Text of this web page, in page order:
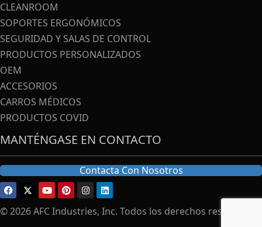
CLEANROOM
SOPORTES ERGONÓMICOS
SEGURIDAD Y SALAS DE CONTROL
PRODUCTOS PERSONALIZADOS
OEM
ACCESORIOS
CARROS MÉDICOS
PRODUCTOS COVID
MANTÉNGASE EN CONTACTO
Contacta Con Nosotros
© 2026 AFC Industries, Inc. Todos los derechos reservados.